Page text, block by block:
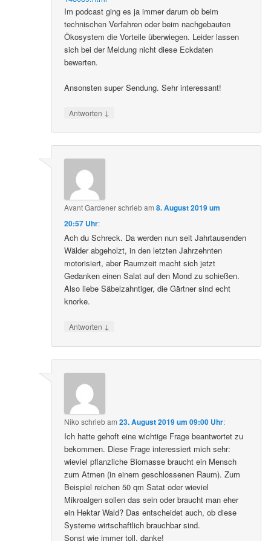
Im podcast ging es ja immer darum ob beim
technischen Verfahren oder beim nachgebauten
Ökosystem die Vorteile überwiegen. Leider lassen
sich bei der Meldung nicht diese Eckdaten
bewerten.
Ansonsten super Sendung. Sehr interessant!
Antworten ↓
Avant Gardenerschriebam8. August 2019 um
20:57 Uhr:
Ach du Schreck. Da werden nun seit Jahrtausenden
Wälder abgeholzt, in den letzten Jahrzehnten
motorisiert, aber Raumzeit macht sich jetzt
Gedanken einen Salat auf den Mond zu schießen.
Also liebe Säbelzahntiger, die Gärtner sind echt
knorke.
Antworten ↓
Niko schriebam23. August 2019 um 09:00 Uhr:
Ich hatte gehoft eine wichtige Frage beantwortet zu
bekommen. Diese Frage interessiert mich sehr:
wieviel pflanzliche Biomasse braucht ein Mensch
zum Atmen (in einem geschlossenen Raum). Zum
Beispiel reichen 50 qm Satat oder wieviel
Mikroalgen sollen das sein oder braucht man eher
ein Hektar Wald? Das entscheidet auch, ob diese
Systeme wirtschaftlich brauchbar sind.
Sonst wie immer toll, danke!